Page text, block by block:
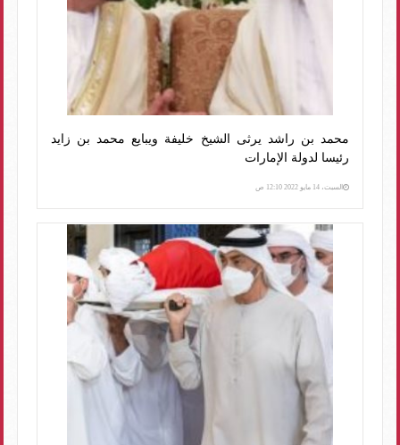
محمد بن راشد يرثى الشيخ خليفة ويبايع محمد بن زايد
رئيسا لدولة الإمارات
السبت، 14 مايو 2022 12:10 ص